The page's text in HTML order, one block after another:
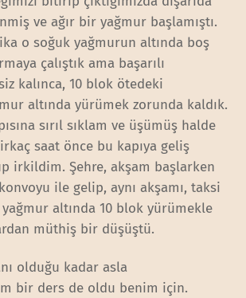
ve ağır bir yağmur başlamıştı.
o soğuk yağmurun altında boş
çalıştık ama başarılı
kalınca, 10 blok ötedeki
altında yürümek zorunda kaldık.
sırıl sıklam ve üşümüş halde
saat önce bu kapıya geliş
irkildim. Şehre, akşam başlarken
ile gelip, aynı akşamı, taksi
altında 10 blok yürümekle
müthiş bir düşüştü.
olduğu kadar asla
bir ders de oldu benim için.